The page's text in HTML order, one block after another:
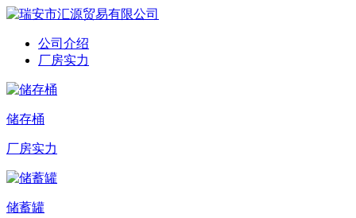
公司介绍
厂房实力
储存桶
厂房实力
储蓄罐